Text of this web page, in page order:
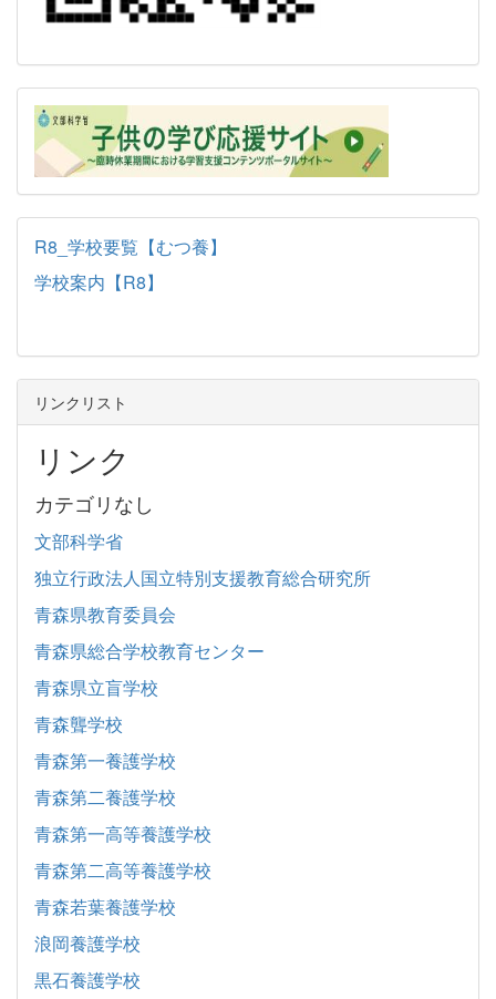
R8_学校要覧【むつ養】
学校案内【R8】
リンクリスト
リンク
カテゴリなし
文部科学省
独立行政法人国立特別支援教育総合研究所
青森県教育委員会
青森県総合学校教育センター
青森県立盲学校
青森聾学校
青森第一養護学校
青森第二養護学校
青森第一高等養護学校
青森第二高等養護学校
青森若葉養護学校
浪岡養護学校
黒石養護学校